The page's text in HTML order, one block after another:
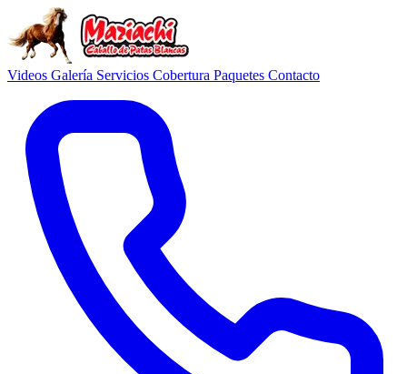
Videos Galería Servicios Cobertura Paquetes Contacto